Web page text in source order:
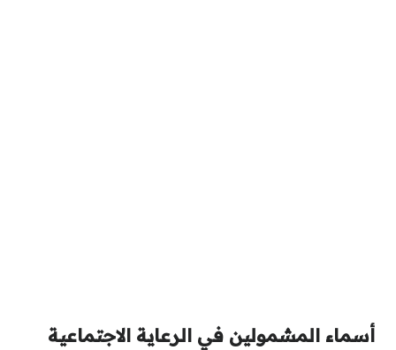
أسماء المشمولين في الرعاية الاجتماعية